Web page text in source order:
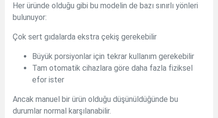
Her üründe olduğu gibi bu modelin de bazı sınırlı yönleri
bulunuyor:
Çok sert gıdalarda ekstra çekiş gerekebilir
Büyük porsiyonlar için tekrar kullanım gerekebilir
Tam otomatik cihazlara göre daha fazla fiziksel
efor ister
Ancak manuel bir ürün olduğu düşünüldüğünde bu
durumlar normal karşılanabilir.